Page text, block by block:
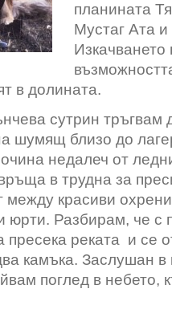
планината
Мустаг Ата
в долината.
сутрин тръгвам
шумящ близо до
недалеч от
в трудна за
между красиви
юрти. Разбирам, че с
пресека реката и се
камъка. Заслушан
поглед в небето,